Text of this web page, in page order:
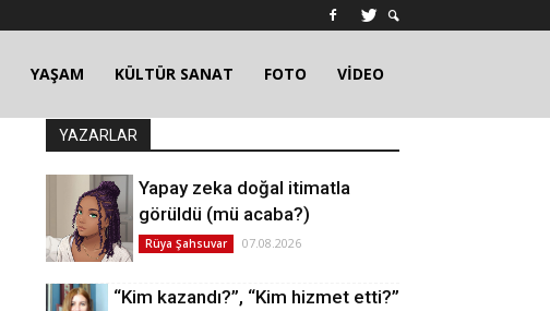
YAŞAM KÜLTÜR SANAT FOTO VİDEO
YAZARLAR
Yapay zeka doğal itimatla
görüldü (mü acaba?)
Rüya Şahsuvar 07.08.2026
“Kim kazandı?”, “Kim hizmet etti?”